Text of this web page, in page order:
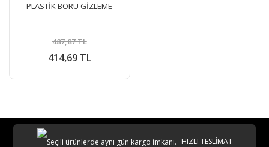
PLASTİK BORU GİZLEME
414,69 TL
487,87 TL
HIZLI TESLİMAT